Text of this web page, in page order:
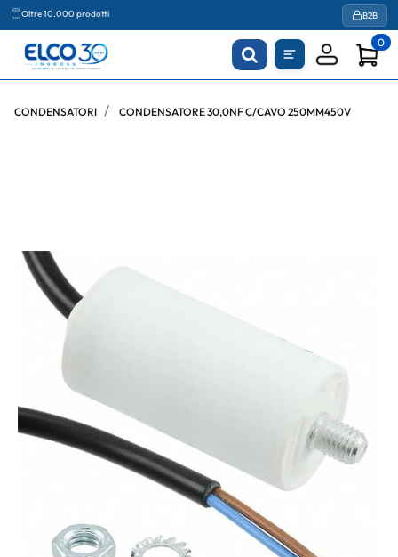
Oltre 10.000 prodotti
Agevolazioni fiscali B2B
0
CONDENSATORI CONDENSATORE 30,0NF C/CAVO 250MM450V